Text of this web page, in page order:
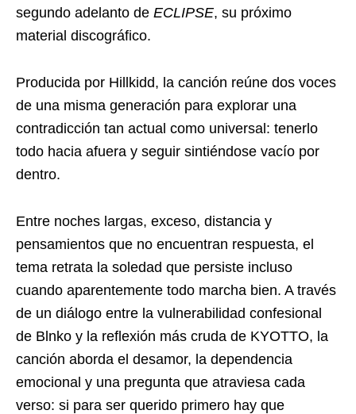
segundo adelanto de ECLIPSE, su próximo
material discográfico.
Producida por Hillkidd, la canción reúne dos voces
de una misma generación para explorar una
contradicción tan actual como universal: tenerlo
todo hacia afuera y seguir sintiéndose vacío por
dentro.
Entre noches largas, exceso, distancia y
pensamientos que no encuentran respuesta, el
tema retrata la soledad que persiste incluso
cuando aparentemente todo marcha bien. A través
de un diálogo entre la vulnerabilidad confesional
de Blnko y la reflexión más cruda de KYOTTO, la
canción aborda el desamor, la dependencia
emocional y una pregunta que atraviesa cada
verso: si para ser querido primero hay que